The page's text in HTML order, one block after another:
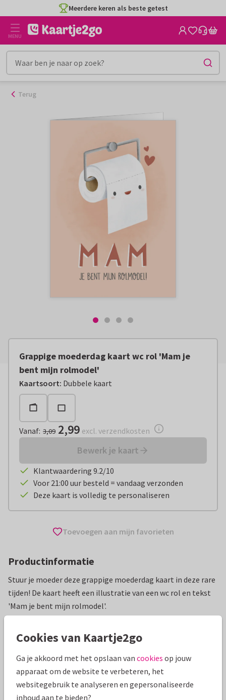
naar
inhoud
Meerdere keren als beste getest
MENU
Terug
Grappige moederdag kaart wc rol 'Mam je
bent mijn rolmodel'
Kaartsoort: Dubbele kaart
Vanaf: € 2,99 excl. verzendkosten
Vanaf: 3,09 2,99 excl. verzendkosten
Bewerk je kaart
Klantwaardering 9.2/10
Voor 21:00 uur besteld = vandaag verzonden
Deze kaart is volledig te personaliseren
Toevoegen aan mijn favorieten
Productinformatie
Stuur je moeder deze grappige moederdag kaart in deze rare
tijden! De kaart heeft een illustratie van een wc rol en tekst
'Mam je bent mijn rolmodel'.
Moederdag kaarten AnoukS Grappig
Specificaties bij deze kaart
Cookies van Kaartje2go
Ga je akkoord met het opslaan van cookies op jouw
apparaat om de website te verbeteren, het
websitegebruik te analyseren en gepersonaliseerde
inhoud aan te bieden?